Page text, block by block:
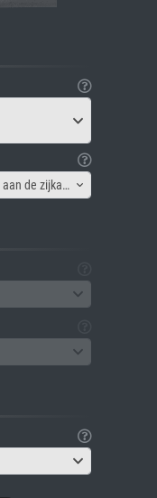
Canvas lijst - Afbeelding gespiegeld aan de zijkant